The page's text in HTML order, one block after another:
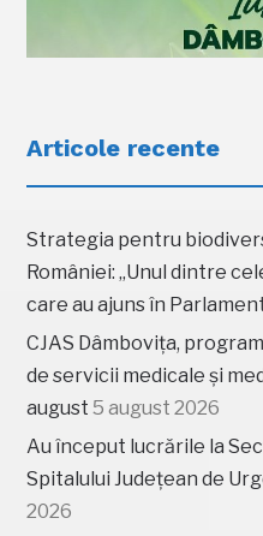
Articole recente
Strategia pentru
României: „Unul dintre
care au ajuns în
CJAS Dâmbovița,
de servicii medicale și
august 5 august 2026
Au început lucrările la
Spitalului Județean de
2026